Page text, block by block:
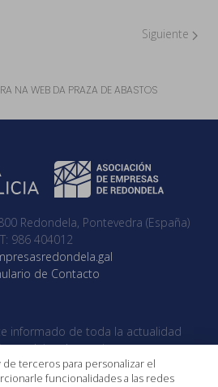
Siguiente
NA WEB DA PRAZA DE ABASTOS
Redondela, Pontevedra (España)
T: 986 404012
de Contacto
informado de toda la actualidad
no dejes de seguirnos en nuestras
sociales
terceros para personalizar el
funcionalidades a las redes